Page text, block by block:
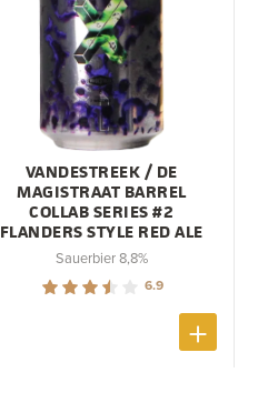
VANDESTREEK / DE
MAGISTRAAT BARREL
COLLAB SERIES #2
FLANDERS STYLE RED ALE
Sauerbier 8,8%
6.9